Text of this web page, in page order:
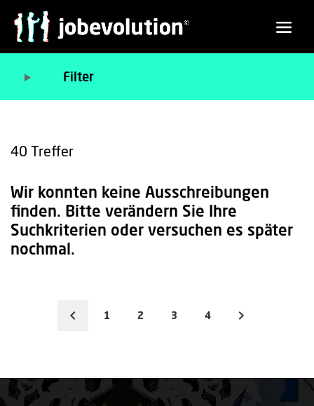
Filter
40 Treffer
Wir konnten keine Ausschreibungen
finden. Bitte verändern Sie Ihre
Suchkriterien oder versuchen es später
nochmal.
1 2 3 4